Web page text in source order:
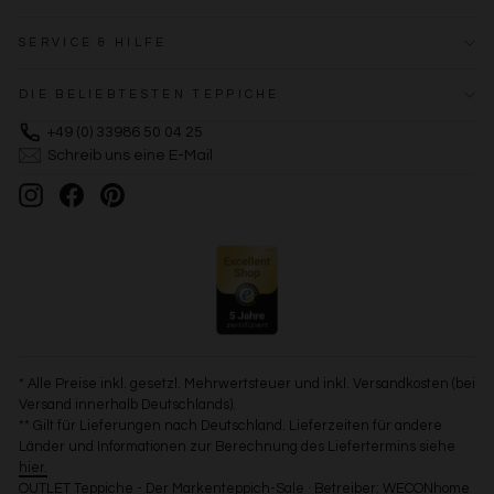
SERVICE & HILFE
DIE BELIEBTESTEN TEPPICHE
+49 (0) 33986 50 04 25
Schreib uns eine E-Mail
InstagramFacebookPinterest
* Alle Preise inkl. gesetzl. Mehrwertsteuer und inkl. Versandkosten (bei
Versand innerhalb Deutschlands).
** Gilt für Lieferungen nach Deutschland. Lieferzeiten für andere
Länder und Informationen zur Berechnung des Liefertermins siehe
hier.
OUTLET Teppiche - Der Markenteppich-Sale · Betreiber: WECONhome